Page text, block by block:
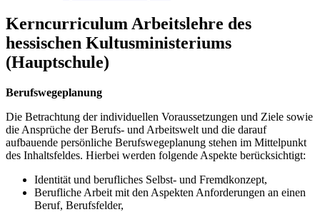
Kerncurriculum Arbeitslehre des
hessischen Kultusministeriums
(Hauptschule)
Berufswegeplanung
Die Betrachtung der individuellen Voraussetzungen und Ziele sowie
die Ansprüche der Berufs- und Arbeitswelt und die darauf
aufbauende persönliche Berufswegeplanung stehen im Mittelpunkt
des Inhaltsfeldes. Hierbei werden folgende Aspekte berücksichtigt:
Identität und berufliches Selbst- und Fremdkonzept,
Berufliche Arbeit mit den Aspekten Anforderungen an einen
Beruf, Berufsfelder,